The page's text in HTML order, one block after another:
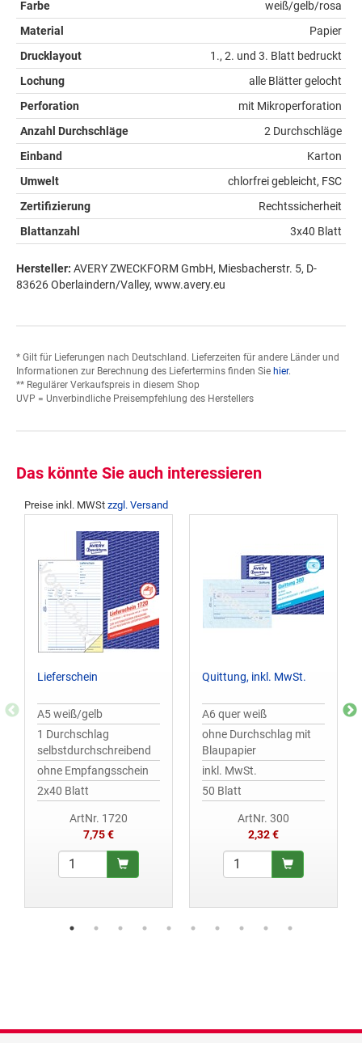
Farbe
weiß/gelb/rosa
Material
Papier
Drucklayout
1., 2. und 3. Blatt bedruckt
Lochung
alle Blätter gelocht
Perforation
mit Mikroperforation
Anzahl Durchschläge
2 Durchschläge
Einband
Karton
Umwelt
chlorfrei gebleicht, FSC
Zertifizierung
Rechtssicherheit
Blattanzahl
3x40 Blatt
Hersteller: AVERY ZWECKFORM GmbH, Miesbacherstr. 5, D-
83626 Oberlaindern/Valley, www.avery.eu
* Gilt für Lieferungen nach Deutschland. Lieferzeiten für andere Länder und
Informationen zur Berechnung des Liefertermins finden Sie hier.
** Regulärer Verkaufspreis in diesem Shop
UVP = Unverbindliche Preisempfehlung des Herstellers
Das könnte Sie auch interessieren
Preise inkl. MWSt zzgl. Versand
Lieferschein
A5 weiß/gelb
1 Durchschlag
selbstdurchschreibend
ohne Empfangsschein
2x40 Blatt
ArtNr. 1720
7,75 €
Quittung, inkl. MwSt.
A6 quer weiß
ohne Durchschlag mit
Blaupapier
inkl. MwSt.
50 Blatt
ArtNr. 300
2,32 €